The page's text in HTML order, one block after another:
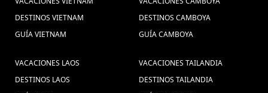
Viagem em família Tailândia,
Excurcoes Tailândia, Turismo na
Tailândia, Viagem barata à
Tailândia, Pacotes de viag (1) ,
DESTINOS VIETNAM
GUÍA VIETNAM
DESTINOS CAMBOYA
GUÍA CAMBOYA
VACACIONES LAOS
DESTINOS LAOS
VACACIONES TAILANDIA
DESTINOS TAILANDIA